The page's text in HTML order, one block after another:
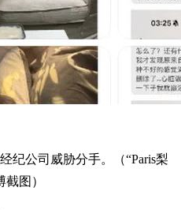
纪公司威胁分手。（“Paris梨
截图）